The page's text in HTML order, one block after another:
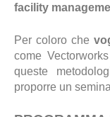
facility
Per coloro che
come
queste
proporre un